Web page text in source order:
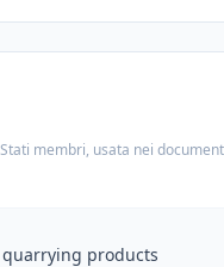
membri, usata nei
products